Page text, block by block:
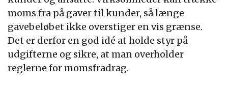
moms fra på gaver til kunder, så længe
gavebeløbet ikke overstiger en vis grænse.
Det er derfor en god idé at holde styr på
udgifterne og sikre, at man overholder
reglerne for momsfradrag.